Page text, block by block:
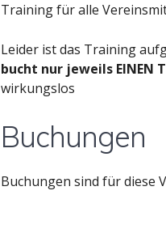
Training für alle
Leider ist das Training
bucht nur jeweils EINEN
wirkungslos
Buchungen
Buchungen sind für diese